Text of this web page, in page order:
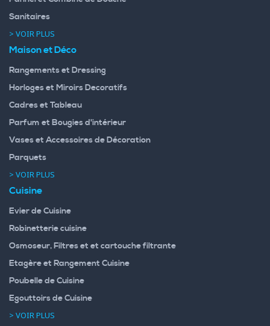
Sanitaires
> VOIR PLUS
Maison et Déco
Rangements et Dressing
Horloges et Miroirs Decoratifs
Cadres et Tableau
Parfum et Bougies d'intérieur
Vases et Accessoires de Décoration
Parquets
> VOIR PLUS
Cuisine
Evier de Cuisine
Robinetterie cuisine
Osmoseur, Filtres et et cartouche filtrante
Etagère et Rangement Cuisine
Poubelle de Cuisine
Egouttoirs de Cuisine
> VOIR PLUS